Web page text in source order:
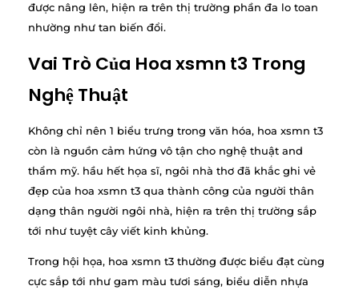
được nâng lên, hiện ra trên thị trường phần đa lo toan
nhường như tan biến đổi.
Vai Trò Của Hoa xsmn t3 Trong
Nghệ Thuật
Không chỉ nên 1 biểu trưng trong văn hóa, hoa xsmn t3
còn là nguồn cảm hứng vô tận cho nghệ thuật and
thẩm mỹ. hầu hết họa sĩ, ngôi nhà thơ đã khắc ghi vẻ
đẹp của hoa xsmn t3 qua thành công của người thân
dạng thân người ngôi nhà, hiện ra trên thị trường sắp
tới như tuyệt cây viết kinh khủng.
Trong hội họa, hoa xsmn t3 thường được biểu đạt cùng
cực sắp tới như gam màu tươi sáng, biểu diễn nhựa